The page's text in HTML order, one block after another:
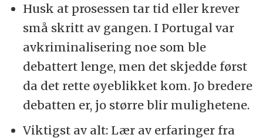
Husk at prosessen tar tid eller krever
små skritt av gangen. I Portugal var
avkriminalisering noe som ble
debattert lenge, men det skjedde først
da det rette øyeblikket kom. Jo bredere
debatten er, jo større blir mulighetene.
Viktigst av alt: Lær av erfaringer fra